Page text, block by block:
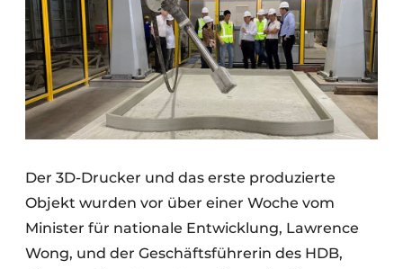
Der 3D-Drucker und das erste produzierte
Objekt wurden vor über einer Woche vom
Minister für nationale Entwicklung, Lawrence
Wong, und der Geschäftsführerin des HDB,